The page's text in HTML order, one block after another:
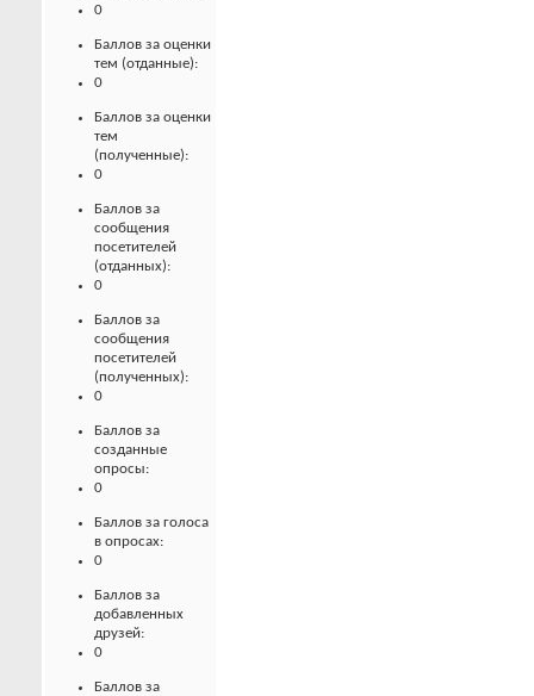
0
Баллов за оценки
тем (отданные):
0
Баллов за оценки
тем
(полученные):
0
Баллов за
сообщения
посетителей
(отданных):
0
Баллов за
сообщения
посетителей
(полученных):
0
Баллов за
созданные
опросы:
0
Баллов за голоса
в опросах:
0
Баллов за
добавленных
друзей:
0
Баллов за